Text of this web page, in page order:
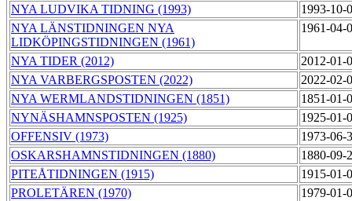
NYA LUDVIKA TIDNING (1993)
1993-10-
NYA LÄNSTIDNINGEN NYA
LIDKÖPINGSTIDNINGEN (1961)
1961-04-
NYA TIDER (2012)
2012-01-
NYA VARBERGSPOSTEN (2022)
2022-02-
NYA WERMLANDSTIDNINGEN (1851)
1851-01-
NYNÄSHAMNSPOSTEN (1925)
1925-01-
OFFENSIV (1973)
1973-06-
OSKARSHAMNSTIDNINGEN (1880)
1880-09-
PITEÅTIDNINGEN (1915)
1915-01-
PROLETÄREN (1970)
1979-01-